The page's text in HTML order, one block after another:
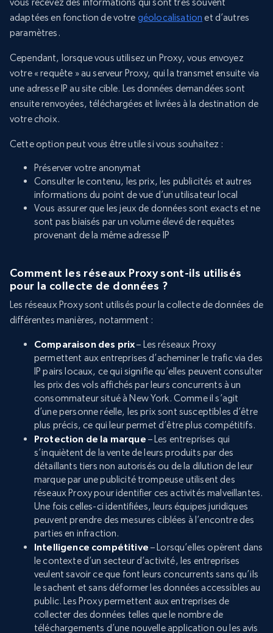
adaptées en fonction de votre géolocalisation et d’autres
paramètres.
Cependant, lorsque vous utilisez un Proxy, vous envoyez
votre « requête » au serveur Proxy, qui la transmet ensuite via
une adresse IP au site cible. Les données demandées sont
ensuite renvoyées, téléchargées et livrées à la destination de
votre choix.
Cette option peut vous être utile si vous souhaitez :
Préserver votre anonymat
Consulter le contenu, les prix, les publicités et autres
informations du point de vue d’un utilisateur local
Vous assurer que les jeux de données sont exacts et ne
sont pas biaisés par un volume élevé de requêtes
provenant de la même adresse IP
Comment les réseaux Proxy sont-ils utilisés
pour la collecte de données ?
Les réseaux Proxy sont utilisés pour la collecte de données de
différentes manières, notamment :
Comparaison des prix– Les réseaux Proxy
permettent aux entreprises d’acheminer le trafic via des
IP pairs locaux, ce qui signifie qu’elles peuvent consulter
les prix des vols affichés par leurs concurrents à un
consommateur situé à New York. Comme il s’agit
d’une personne réelle, les prix sont susceptibles d’être
plus précis, ce qui leur permet d’être plus compétitifs.
Protection de la marque – Les entreprises qui
s’inquiètent de la vente de leurs produits par des
détaillants tiers non autorisés ou de la dilution de leur
marque par une publicité trompeuse utilisent des
réseaux Proxy pour identifier ces activités malveillantes.
Une fois celles-ci identifiées, leurs équipes juridiques
peuvent prendre des mesures ciblées à l’encontre des
parties en infraction.
Intelligence compétitive – Lorsqu’elles opèrent dans
le contexte d’un secteur d’activité, les entreprises
veulent savoir ce que font leurs concurrents sans qu’ils
le sachent et sans déformer les données accessibles au
public. Les Proxy permettent aux entreprises de
collecter des données telles que le nombre de
téléchargements d’une nouvelle application ou les avis